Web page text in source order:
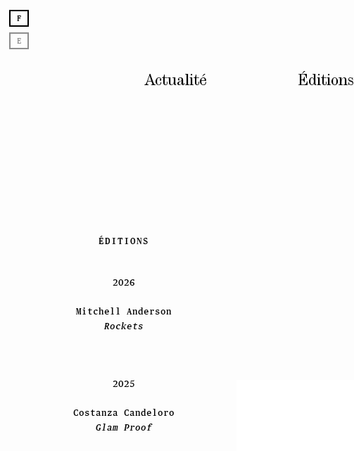
Actualité Éditions
ÉDITIONS
2026
Mitchell Anderson
Rockets
2025
Costanza Candeloro
Glam Proof
F
E